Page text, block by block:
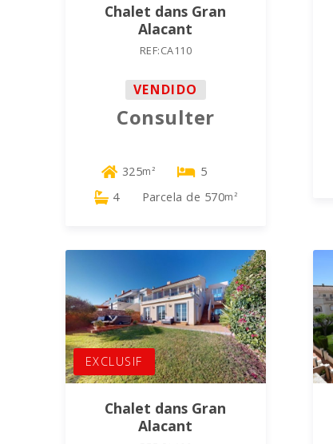
Chalet dans Gran
Alacant
REF:CA110
VENDIDO
Consulter
325m²
5
4
Parcela de 570m²
EXCLUSIF
Chalet dans Gran
Alacant